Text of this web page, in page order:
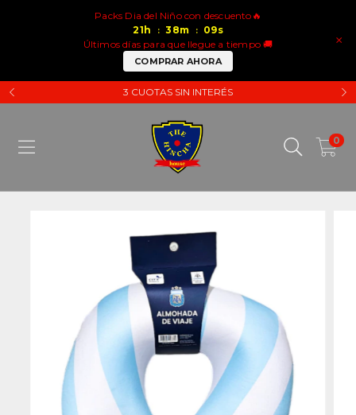
×
Packs Dia del Niño con descuento🔥
21 h : 38m : 09s
Últimos días para que llegue a tiempo 🚚
COMPRAR AHORA
3 CUOTAS SIN INTERÉS
0